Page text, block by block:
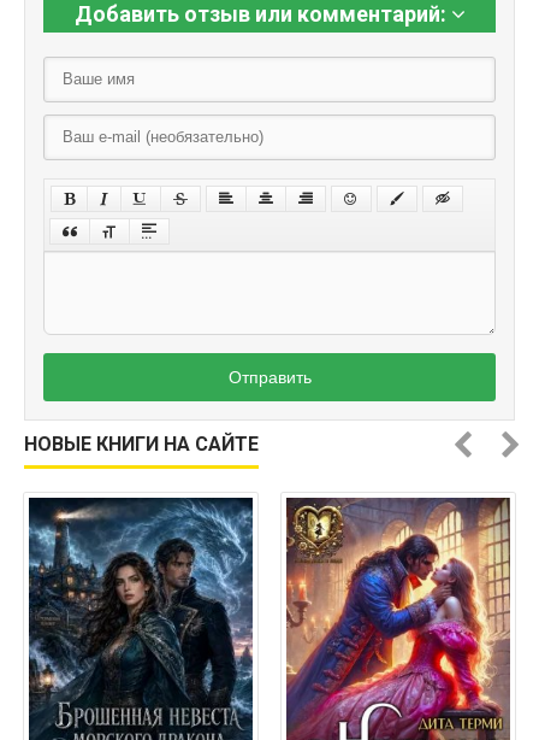
Добавить отзыв или комментарий:
Отправить
НОВЫЕ КНИГИ НА САЙТЕ